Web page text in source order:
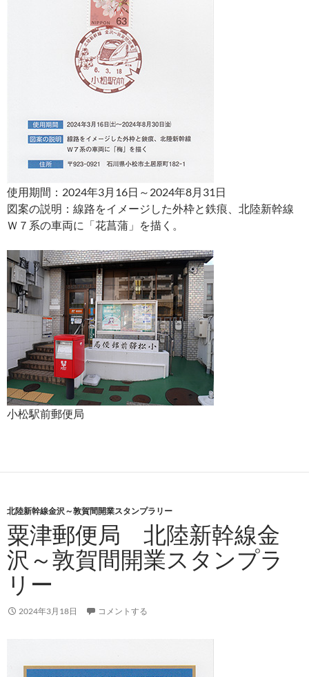
使用期間：2024年3月16日～2024年8月31日
図案の説明：線路をイメージした外枠と鉄痕、北陸新幹線
Ｗ７系の車両に「花菖蒲」を描く。
小松駅前郵便局
北陸新幹線金沢～敦賀間開業スタンプラリー
粟津郵便局 北陸新幹線金
沢～敦賀間開業スタンプラ
リー
2024年3月18日 コメントする